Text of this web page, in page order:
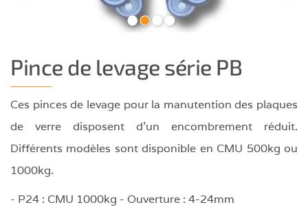
••••
Pince de levage série PB
Ces pinces de levage pour la manutention des plaques
de verre disposent d'un encombrement réduit.
Différents modèles sont disponible en CMU 500kg ou
1000kg.
- P24 : CMU 1000kg - Ouverture : 4-24mm